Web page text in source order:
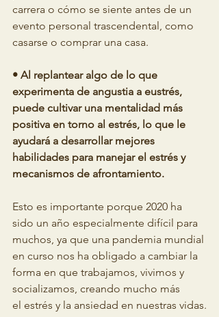
carrera o cómo se siente antes de un
evento personal trascendental, como
casarse o comprar una casa.
• Al replantear algo de lo que
experimenta de angustia a eustrés,
puede cultivar una mentalidad más
positiva en torno al estrés, lo que le
ayudará a desarrollar mejores
habilidades para manejar el estrés y
mecanismos de afrontamiento.
Esto es importante porque 2020 ha
sido un año especialmente difícil para
muchos, ya que una pandemia mundial
en curso nos ha obligado a cambiar la
forma en que trabajamos, vivimos y
socializamos, creando mucho más
el estrés y la ansiedad en nuestras vidas.